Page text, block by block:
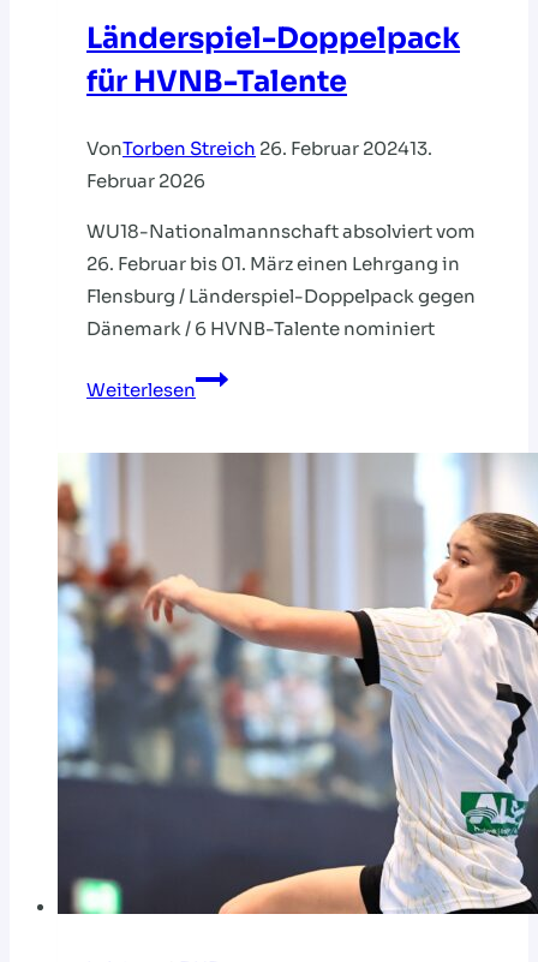
Länderspiel-Doppelpack
für HVNB-Talente
VonTorben Streich 26. Februar 202413.
Februar 2026
WU18-Nationalmannschaft absolviert vom
26. Februar bis 01. März einen Lehrgang in
Flensburg / Länderspiel-Doppelpack gegen
Dänemark / 6 HVNB-Talente nominiert
Weiterlesen
Länderspiel-